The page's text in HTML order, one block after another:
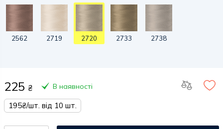
2562 2719 2720 2733 2738
225 ₴ В наявності
195₴/шт. від 10 шт.